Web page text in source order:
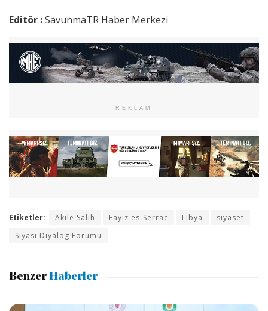
Editör :SavunmaTR Haber Merkezi
REKLAM
Etiketler: Akile Salih Fayiz es-Serrac Libya
siyaset
Siyasi Diyalog Forumu
Benzer Haberler